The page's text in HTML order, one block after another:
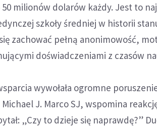
milionów dolarów każdy. Jest to
szkoły średniej w historii
zachować pełną anonimowość,
doświadczeniami z czasów
wywołała ogromne
J. Marco SJ, wspomina
„Czy to dzieje się naprawdę?”